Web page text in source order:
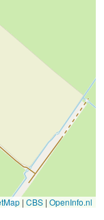
| CBS | OpenInfo.nl